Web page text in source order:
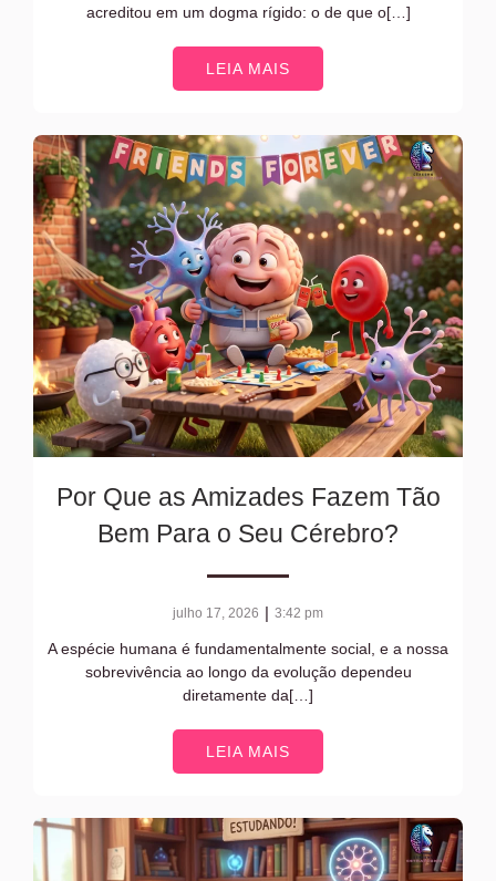
acreditou em um dogma rígido: o de que o[…]
LEIA MAIS
Por Que as Amizades Fazem Tão
Bem Para o Seu Cérebro?
julho 17, 2026 | 3:42 pm
A espécie humana é fundamentalmente social, e a nossa
sobrevivência ao longo da evolução dependeu
diretamente da[…]
LEIA MAIS